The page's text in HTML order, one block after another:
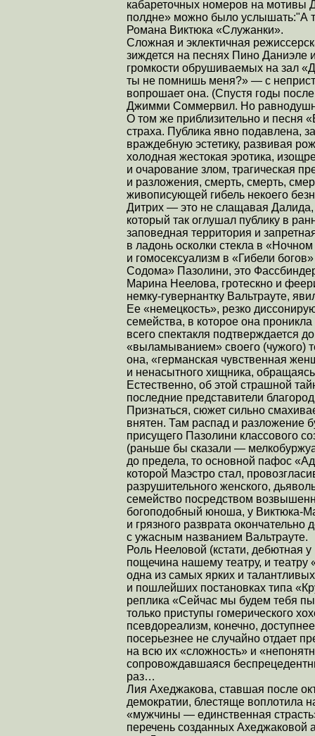
кабареточных номеров на мотивы
полдне» можно было услышать:"А
Романа Виктюка «Служанки».
Сложная и эклектичная
зиждется на песнях Пино Даниэле
громкости обрушиваемых на зал
ты не помнишь меня?» — с
вопрошает она. (Спустя годы
Джимми Соммервил. Но
О том же приблизительно и песня
страха. Публика явно подавлена,
враждебную эстетику, развивая
холодная жестокая эротика,
и очарование злом, трагическая
и разложения, смерть, смерть,
живописующей гибель некоего
Дитрих — это не слащавая
который так оглушал публику в
заповедная территория и
в ладонь осколки стекла в
и гомосексуализм в «Гибели
Содома» Пазолини, это
Марина Неелова, гротескно и
немку-гувернантку Вальтрауте,
Ее «немецкость», резко
семейства, в которое она
всего спектакля подтверждается
«выламыванием» своего (чужого)
она, «германская чувственная
и ненасытного хищника,
Естественно, об этой страшной
последние представители
Признаться, сюжет сильно
внятен. Там распад и разложение
присущего Пазолини классового
(раньше бы сказали —
до предела, то основной пафос
которой Маэстро стал,
разрушительного женского,
семейство посредством
богоподобный юноша, у Виктюка-
и грязного разврата
с ужасным названием Вальтрауте.
Роль Нееловой (кстати, дебютная
пощечина нашему театру, и театру
одна из самых ярких и
и пошлейших постановках типа
реплика «Сейчас мы будем тебя
только приступы гомерического
псевдореализм, конечно,
посерьезнее не случайно отдает
на всю их «сложность» и
сопровождавшаяся
раз…
Лия Ахеджакова, ставшая после
демократии, блестяще воплотила
«мужчины — единственная
перечень созданных Ахеджаковой